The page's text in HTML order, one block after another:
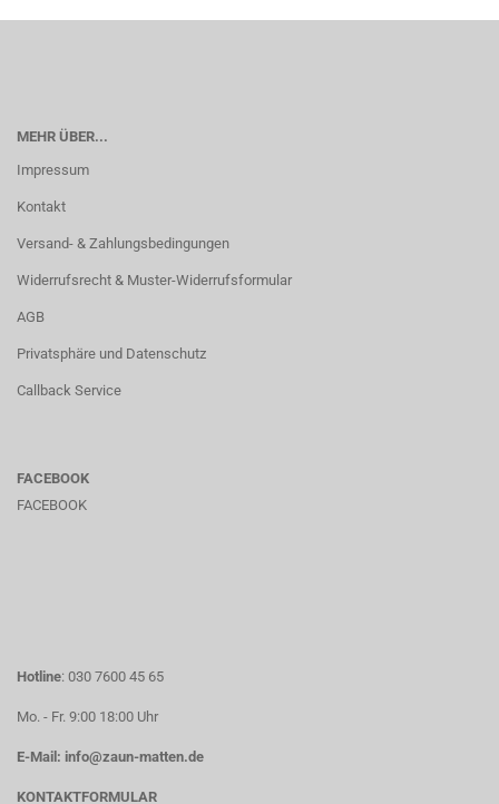
MEHR ÜBER...
Impressum
Kontakt
Versand- & Zahlungsbedingungen
Widerrufsrecht & Muster-Widerrufsformular
AGB
Privatsphäre und Datenschutz
Callback Service
FACEBOOK
FACEBOOK
Hotline: 030 7600 45 65
Mo. - Fr. 9:00 18:00 Uhr
E-Mail: info@zaun-matten.de
KONTAKTFORMULAR